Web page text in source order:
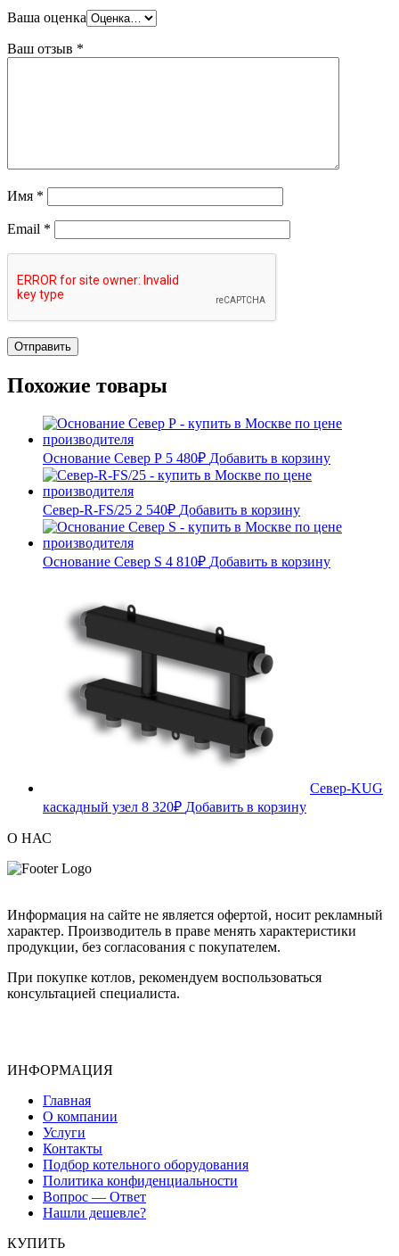
Ваша оценка
Ваш отзыв *
Имя *
Email *
Похожие товары
Основание Север Р 5 480₽ Добавить в корзину
Север-R-FS/25 2 540₽ Добавить в корзину
Основание Север S 4 810₽ Добавить в корзину
Север-KUG
каскадный узел 8 320₽ Добавить в корзину
О НАС
Информация на сайте не является офертой, носит рекламный
характер. Производитель в праве менять характеристики
продукции, без согласования с покупателем.
При покупке котлов, рекомендуем воспользоваться
консультацией специалиста.
ИНФОРМАЦИЯ
Главная
О компании
Услуги
Контакты
Подбор котельного оборудования
Политика конфиденциальности
Вопрос — Ответ
Нашли дешевле?
КУПИТЬ